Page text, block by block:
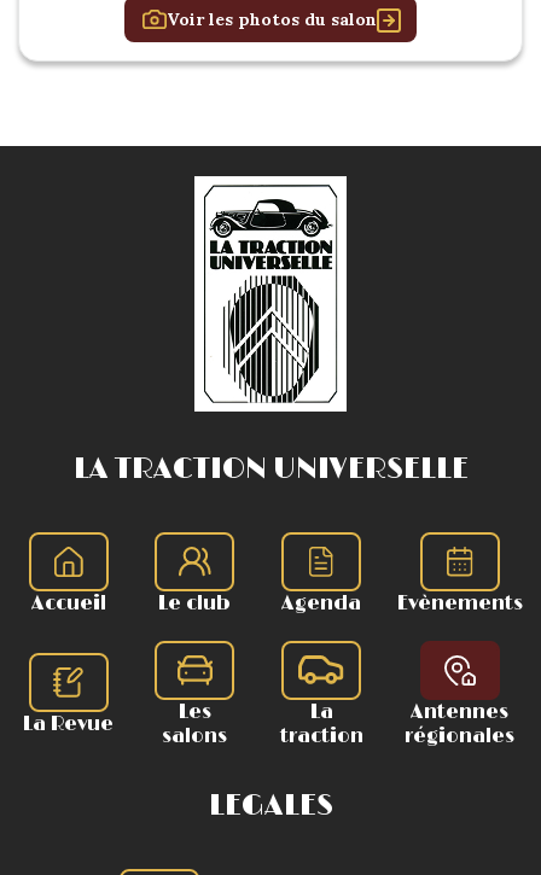
Voir les photos du salon
LA TRACTION UNIVERSELLE
Accueil Le club Agenda Evènements
La Revue
Les
salons
La
traction
Antennes
régionales
LEGALES